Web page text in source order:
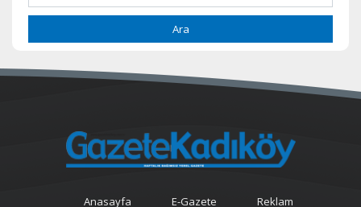
Ara
Anasayfa E-Gazete Reklam